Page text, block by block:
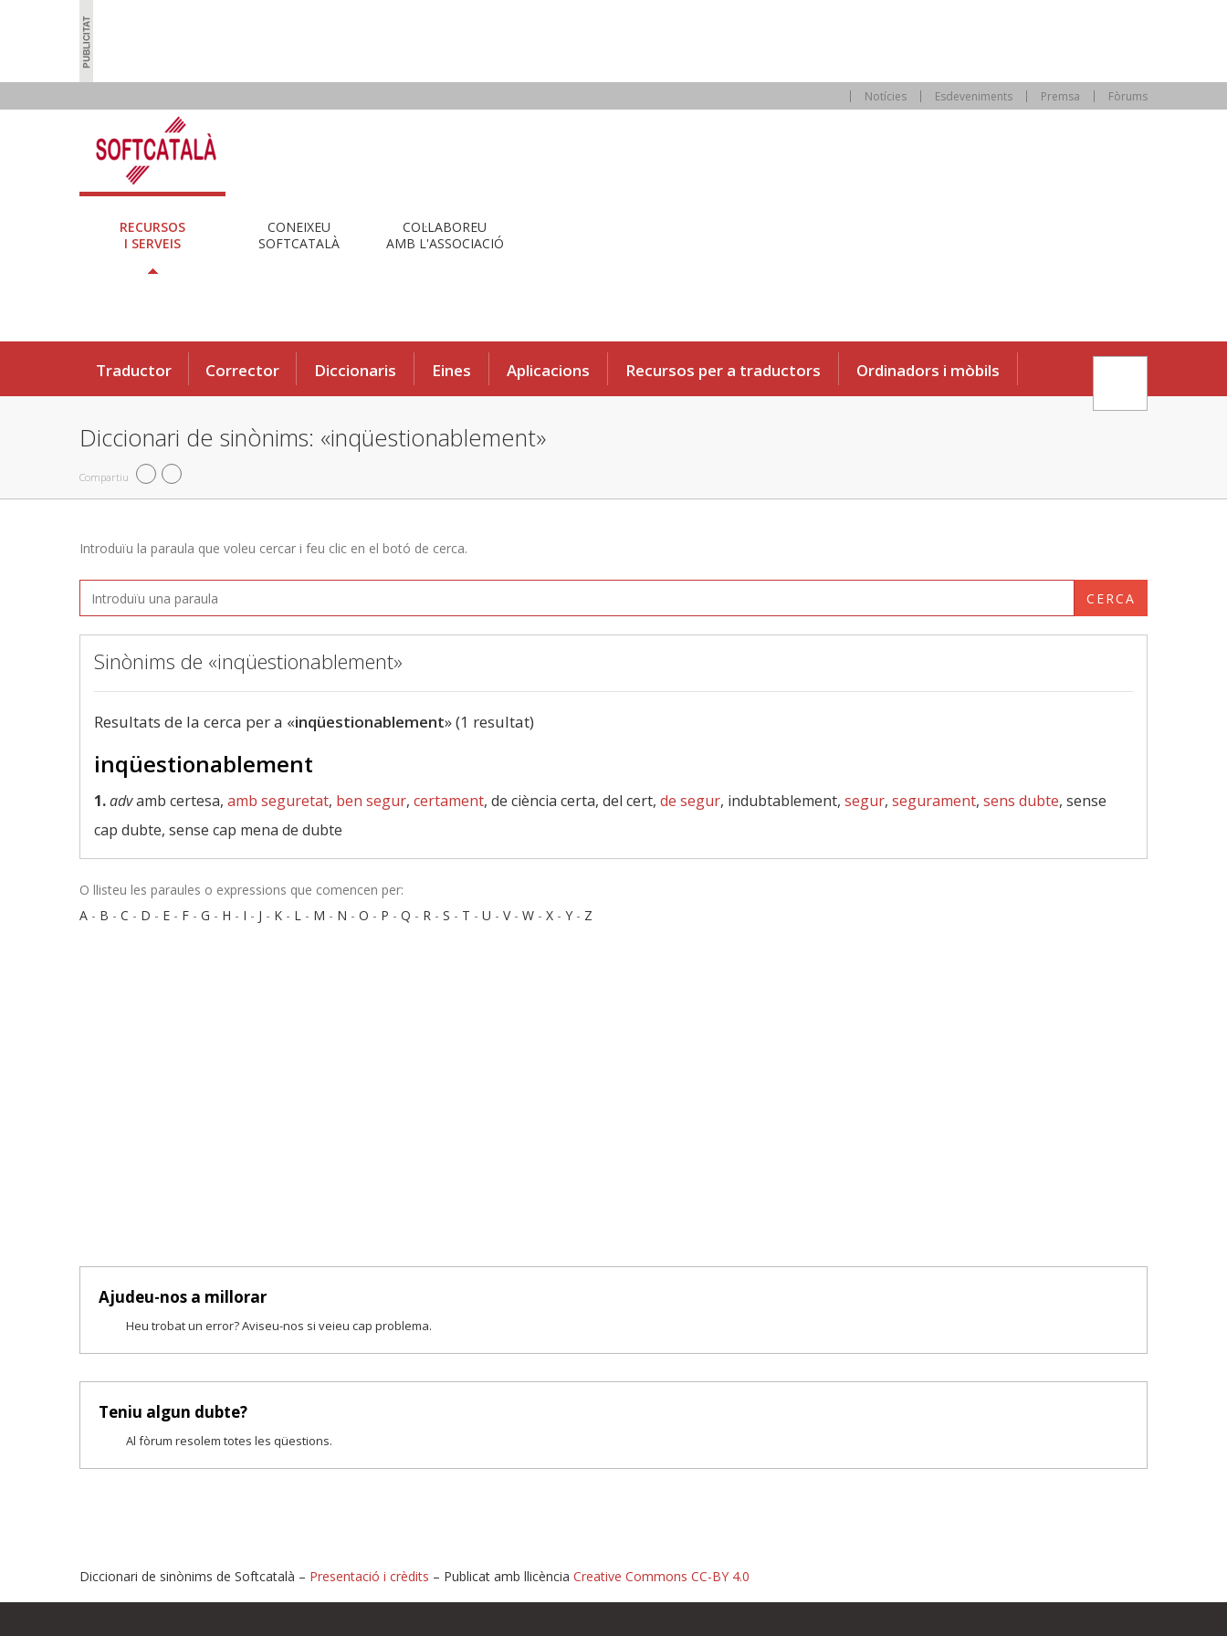
Notícies Esdeveniments Premsa Fòrums
RECURSOS
I SERVEIS
CONEIXEU
SOFTCATALÀ
COL·LABOREU
AMB L'ASSOCIACIÓ
Traductor Corrector Diccionaris Eines Aplicacions Recursos per a traductors Ordinadors i mòbils
Diccionari de sinònims: «inqüestionablement»
Compartiu
Introduïu la paraula que voleu cercar i feu clic en el botó de cerca.
CERCA
Sinònims de «inqüestionablement»
Resultats de la cerca per a «inqüestionablement» (1 resultat)
inqüestionablement
1.advamb certesa, amb seguretat, ben segur, certament, de ciència certa, del cert, de segur, indubtablement, segur, segurament, sens dubte, sense
cap dubte, sense cap mena de dubte
O llisteu les paraules o expressions que comencen per:
A - B - C - D - E - F - G - H - I - J - K - L - M - N - O - P - Q - R - S - T - U - V- W - X - Y - Z
Ajudeu-nos a millorar
Heu trobat un error? Aviseu-nos si veieu cap problema.
Teniu algun dubte?
Al fòrum resolem totes les qüestions.
Diccionari de sinònims de Softcatalà – Presentació i crèdits – Publicat amb llicència Creative Commons CC-BY 4.0